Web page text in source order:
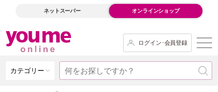
ネットスーパー オンラインショップ
ログイン･会員登録
カテゴリー